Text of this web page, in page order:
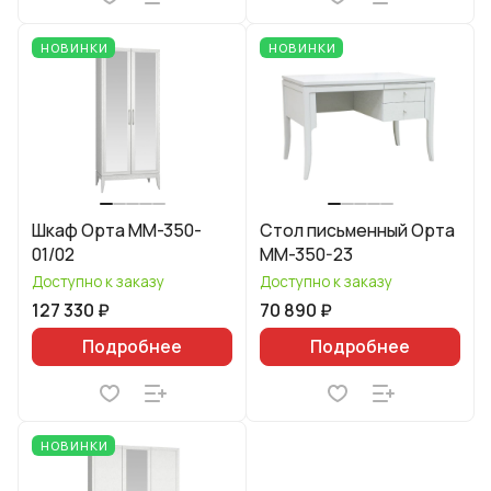
НОВИНКИ
Шкаф Орта ММ-350-
01/02
Доступно к заказу
127 330 ₽
Подробнее
НОВИНКИ
Стол письменный Орта
ММ-350-23
Доступно к заказу
70 890 ₽
Подробнее
НОВИНКИ